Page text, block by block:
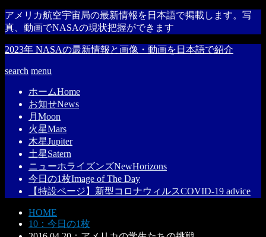
アメリカ航空宇宙局の最新情報を日本語で掲載します。写
真、動画でNASAの現状把握ができます
2023年 NASAの最新情報と画像・動画を日本語で紹介
search menu
ホームHome
お知せNews
月 Moon
火星Mars
木星Jupiter
土星Satern
ニューホライズンズNewHorizons
今日の1枚Image of The Day
【特設ページ】新型コロナウィルスCOVID-19 advice
HOME
10：今日の1枚